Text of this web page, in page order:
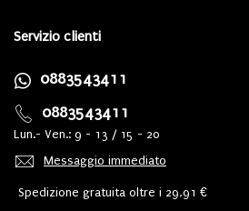
Servizio clienti
0883543411
0883543411
Lun.- Ven.: 9 - 13 / 15 - 20
Messaggio immediato
Spedizione gratuita oltre i 29,91 €